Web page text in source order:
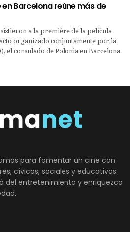
Barcelona reúne más de
a la première de la película
organizado conjuntamente por la
el consulado de Polonia en Barcelona
para fomentar un cine con
cívicos, sociales y educativos.
del entretenimiento y enriquezca